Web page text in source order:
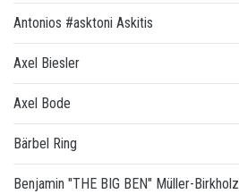
Antonios #asktoni Askitis
Axel Biesler
Axel Bode
Bärbel Ring
Benjamin "THE BIG BEN" Müller-Birkholz